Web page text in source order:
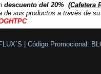
descuento del 20% (Cafetera
de sus productos a través de su